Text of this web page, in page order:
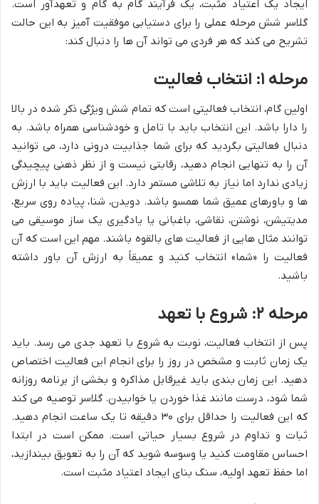
ایجاد یک اعتیاد مثبت، یک فرآیند گام به گام و تعهدآور است.
گلاسر شش مرحله عملی را برای دستیابی موفقیت آمیز به این حالت
تشریح می کند که هر فردی می تواند آن ها را دنبال کند:
مرحله ۱: انتخاب فعالیت
اولین گام، انتخاب فعالیتی است که تمام شش ویژگی ذکر شده در بالا
را دارا باشد. این انتخاب باید با تامل و خودشناسی همراه باشد. به
دنبال فعالیتی بگردید که برای شما جذابیت درونی دارد، می توانید
آن را به تنهایی انجام دهید، رقابتی نیست و از نظر ذهنی پیچیدگی
زیادی ندارد اما نیاز به تلاشی مستمر دارد. این فعالیت باید با ارزش
ها و باورهای عمیق شما همسو باشد. دویدن، شنا، پیاده روی سریع،
مدیتیشن، نوشتن، نقاشی، باغبانی یا یادگیری یک ساز موسیقی می
توانند مثال هایی از فعالیت های بالقوه باشند. مهم این است که آن
فعالیت را «شما» انتخاب کنید و عمیقاً به ارزش آن باور داشته
باشید.
مرحله ۲: شروع با تعهد
پس از انتخاب فعالیت، نوبت به شروع با تعهد جدی می رسد. باید
یک زمان ثابت و مشخص در روز را برای انجام این فعالیت اختصاص
دهید. این زمان بندی باید غیرقابل مذاکره و بخشی از برنامه روزانه
شما شود، درست مانند غذا خوردن یا خوابیدن. گلاسر توصیه می کند
که این فعالیت را حداقل برای ۳۰ دقیقه تا یک ساعت انجام دهید.
ثبات و تداوم در شروع بسیار حیاتی است. ممکن است در ابتدا
احساس مقاومت کنید یا وسوسه شوید که آن را به تعویق بیندازید،
اما حفظ تعهد اولیه، سنگ بنای ایجاد اعتیاد مثبت است.